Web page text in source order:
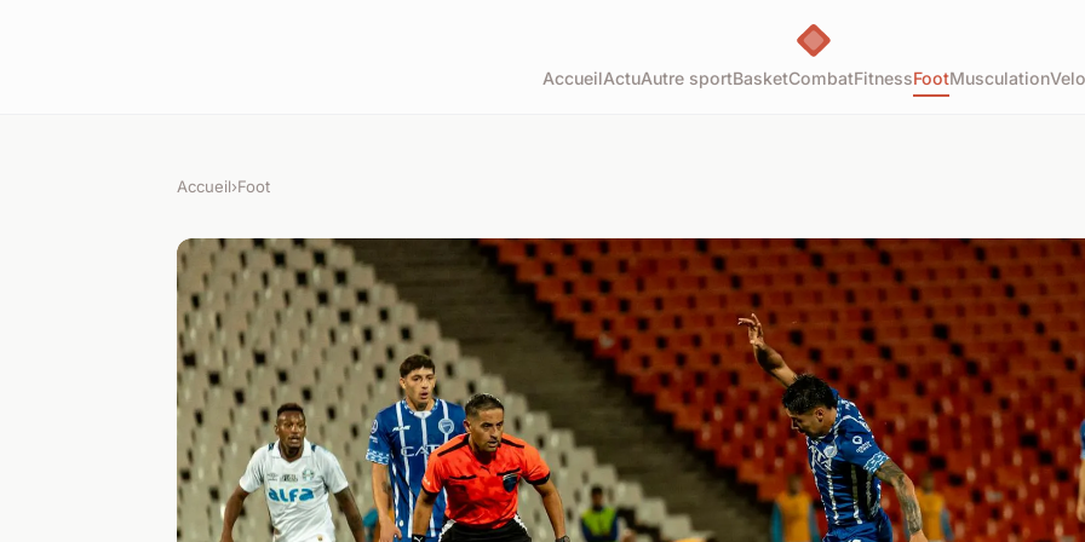
AccueilActuAutre sportBasketCombatFitnessFootMusculationVelo
Accueil›Foot